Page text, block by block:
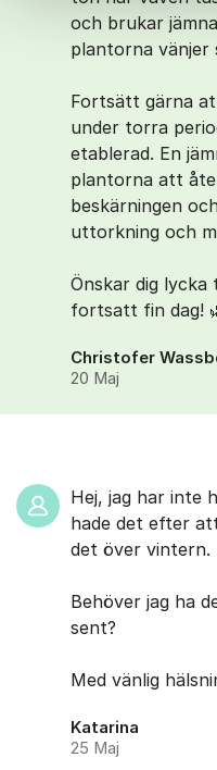
och brukar
plantorna vänjer
Fortsätt gärna
under torra
etablerad. En
plantorna att
beskärningen
uttorkning och
Önskar dig lycka
fortsatt fin dag!
Christofer
20 Maj
Hej, jag har inte
hade det efter
det över vintern.
Behöver jag ha
sent?
Med vänlig
Katarina
25 Maj